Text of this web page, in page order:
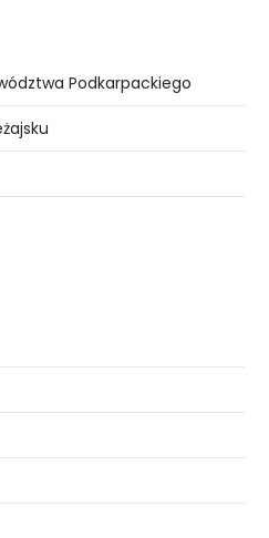
Podkarpackiego